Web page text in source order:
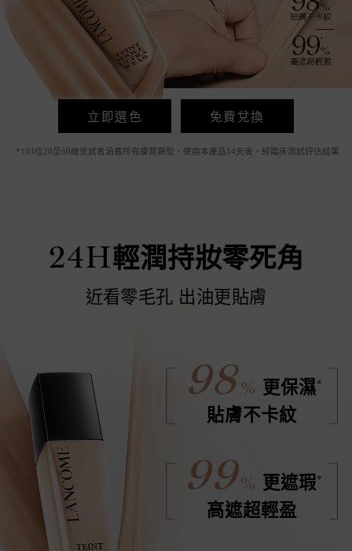
立即選色 免費兌換
*103位20至60歲受試者涵蓋所有膚質類型，使用本產品14天後，經臨床測試評估結果
24H輕潤持妝零死角
近看零毛孔 出油更貼膚
98 % 更保濕*
貼膚不卡紋
99 % 更遮瑕*
高遮超輕盈